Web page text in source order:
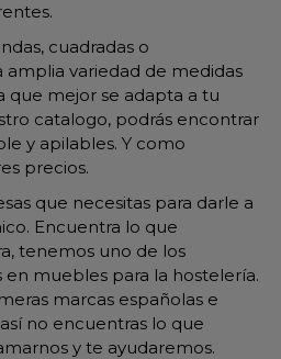
cuadradas o
amplia variedad de medidas
que mejor se adapta a tu
catalogo, podrás encontrar
y apilables. Y como
precios.
que necesitas para darle a
Encuentra lo que
tenemos uno de los
muebles para la hostelería.
marcas españolas e
no encuentras lo que
y te ayudaremos.